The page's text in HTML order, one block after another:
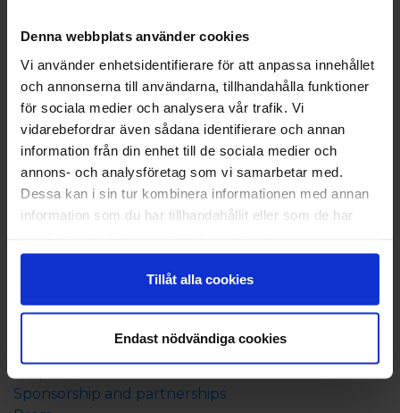
Denna webbplats använder cookies
Vi använder enhetsidentifierare för att anpassa innehållet
och annonserna till användarna, tillhandahålla funktioner
för sociala medier och analysera vår trafik. Vi
vidarebefordrar även sådana identifierare och annan
information från din enhet till de sociala medier och
annons- och analysföretag som vi samarbetar med.
Dessa kan i sin tur kombinera informationen med annan
information som du har tillhandahållit eller som de har
Tillåt alla cookies
Endast nödvändiga cookies
About Eckerö Linjen
Sponsorship and partnerships